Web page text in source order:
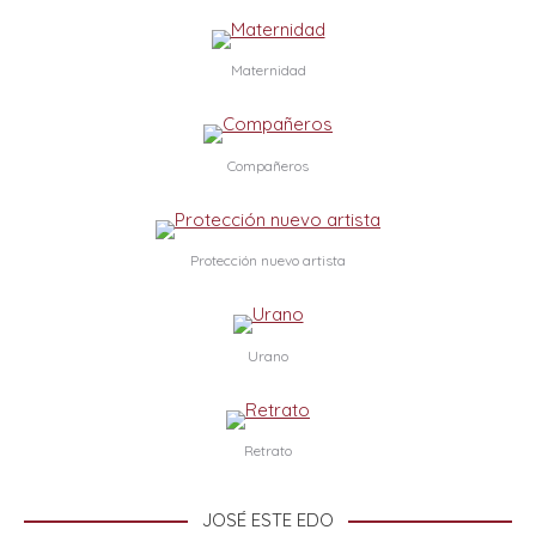
Maternidad
Compañeros
Protección nuevo artista
Urano
Retrato
JOSÉ ESTE EDO